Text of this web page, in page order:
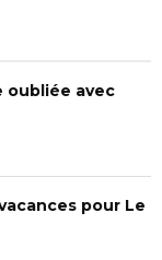
C
oubliée avec
pour Le